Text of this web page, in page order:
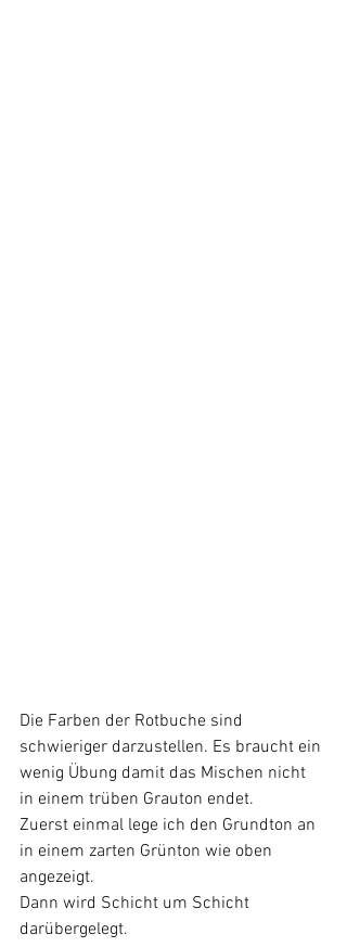
Die Farben der Rotbuche sind
schwieriger darzustellen. Es braucht ein
wenig Übung damit das Mischen nicht
in einem trüben Grauton endet.
Zuerst einmal lege ich den Grundton an
in einem zarten Grünton wie oben
angezeigt.
Dann wird Schicht um Schicht
darübergelegt.